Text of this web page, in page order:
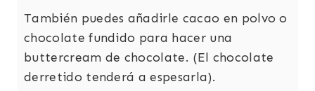
También puedes añadirle cacao en polvo o
chocolate fundido para hacer una
buttercream de chocolate. (El chocolate
derretido tenderá a espesarla).